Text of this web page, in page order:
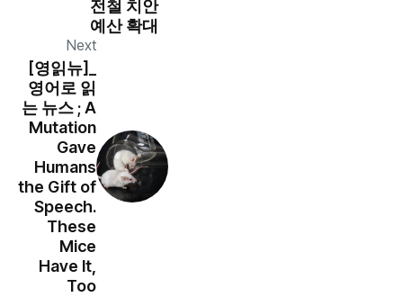
전철 치안
예산 확대
Next
[영읽뉴]_
영어로 읽
는 뉴스 ; A
Mutation
Gave
Humans
the Gift of
Speech.
These
Mice
Have It,
Too